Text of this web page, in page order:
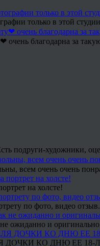
только в этой
очень благодарна за
подруги-художники,
всем очень очень
на холсте!
по фото, видео отзыв.
ожиданно и
КО ДНЮ ЕЕ